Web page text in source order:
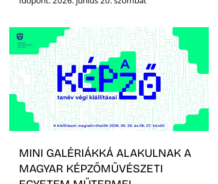
MINI GALÉRIÁKKÁ ALAKULNAK A
MAGYAR KÉPZŐMŰVÉSZETI